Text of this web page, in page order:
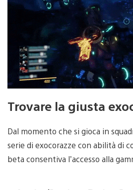
Trovare la giusta
Dal momento che si gioca in
serie di exocorazze con abilità di
beta consentiva l’accesso alla